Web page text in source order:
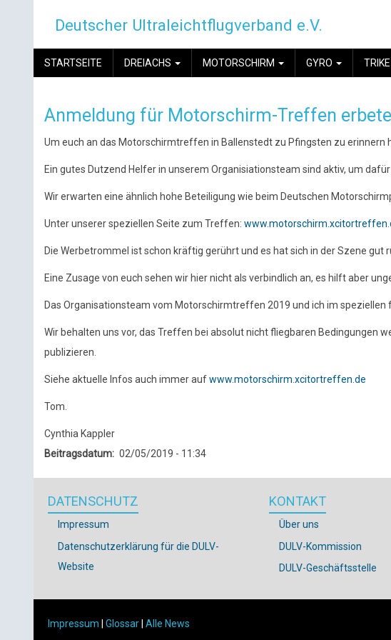
Deutscher Ultraleichtflugverband e.V.
MAIN
NAVIGATION
STARTSEITE DREIACHS MOTORSCHIRM GYRO TRIKE
Anmeldung für Motorschirm-Treffen
Um euch an das Motorschirmtreffen in Ballenstedt zu Pfingsten zu erinnern
Ein gutes Dutzend Helfer in unserem Organisiationsteam sind aktiv, um
Wir erwarten eine ähnlich hohe Beteiligung wie beim Deutschen
Unter unserer speziellen Seite zum Treffen:
Die Werbetrommel ist schon kräftig gerührt und es hat sich in der Szene
Eine Zusage von euch sehen wir hier nicht als verbindlich an, es hilft aber
Das Organisationsteam vom Motorschirmtreffen 2019 und ich im
Wir behalten uns vor, das Treffen bei absolut nicht fliegbaren Bedingungen
publizieren.
Siehe aktuelle Infos auch immer aufwww.motorschirm.xcitortreffen.de
Tom.
Cynthia Kappler
Beitragsdatum
02/05/2019 - 11:34
DATENSCHUTZ
Impressum
Datenschutzerklärung für die DULV-
Website
KONTAKT
Über uns
DULV-Kommission
DULV-Geschäftsstelle
Impressum Glossar Alle News